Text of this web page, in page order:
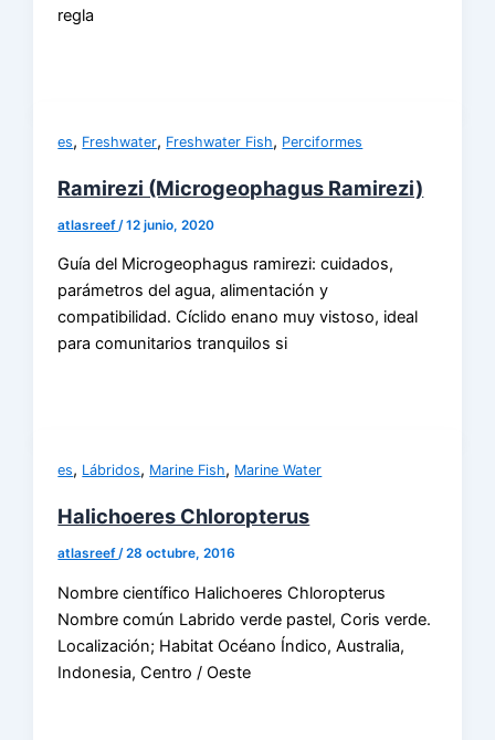
regla
es, Freshwater, Freshwater Fish, Perciformes
Ramirezi (Microgeophagus Ramirezi)
atlasreef /12 junio, 2020
Guía del Microgeophagus ramirezi: cuidados,
parámetros del agua, alimentación y
compatibilidad. Cíclido enano muy vistoso, ideal
para comunitarios tranquilos si
es, Lábridos, Marine Fish, Marine Water
Halichoeres Chloropterus
atlasreef/28 octubre, 2016
Nombre científico Halichoeres Chloropterus
Nombre común Labrido verde pastel, Coris verde.
Localización; Habitat Océano Índico, Australia,
Indonesia, Centro / Oeste